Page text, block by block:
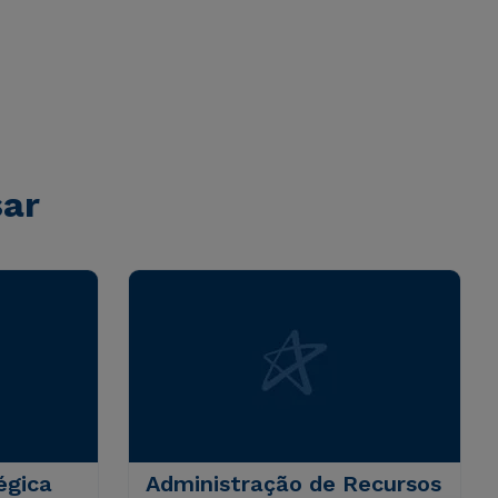
Administração de Recursos